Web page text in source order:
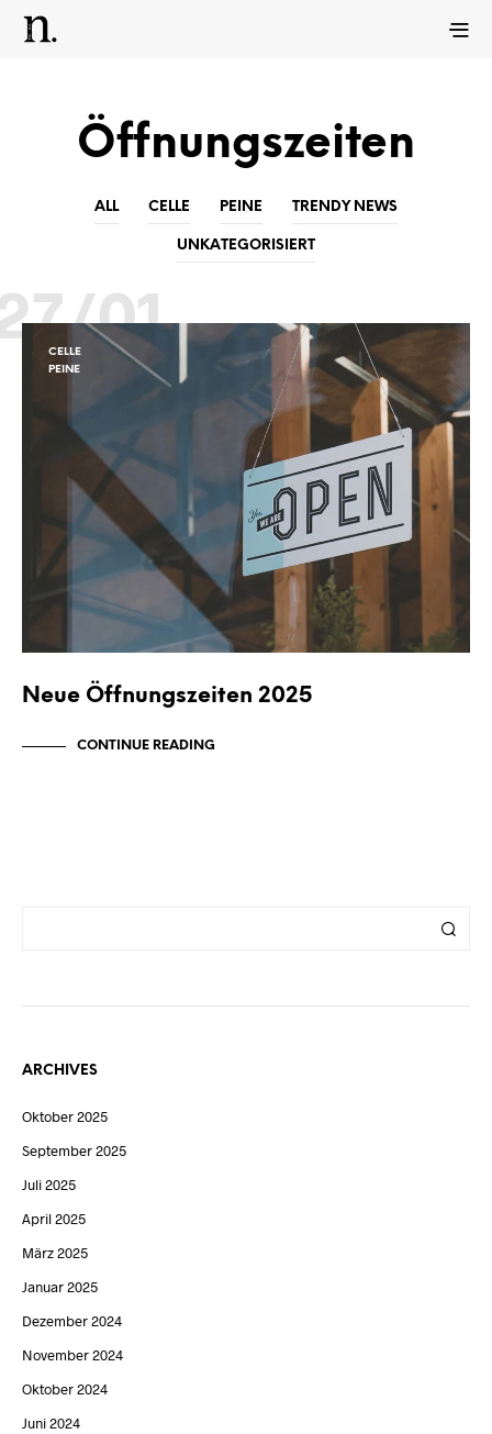
Öffnungszeiten
ALL CELLE PEINE TRENDY NEWS
UNKATEGORISIERT
01
CELLE
PEINE
Neue Öffnungszeiten 2025
CONTINUE READING
ARCHIVES
Oktober 2025
September 2025
Juli 2025
April 2025
März 2025
Januar 2025
Dezember 2024
November 2024
Oktober 2024
Juni 2024